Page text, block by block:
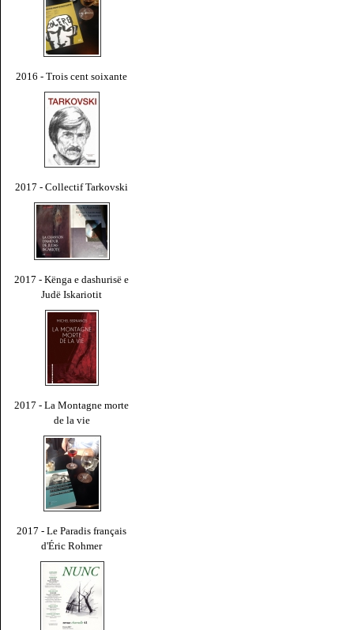
2016 - Trois cent soixante
2017 - Collectif Tarkovski
2017 - Kënga e dashurisë e
Judë Iskariotit
2017 - La Montagne morte
de la vie
2017 - Le Paradis français
d'Éric Rohmer